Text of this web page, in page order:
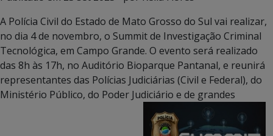
A Polícia Civil do Estado de Mato Grosso do Sul vai realizar,
no dia 4 de novembro, o Summit de Investigação Criminal
Tecnológica, em Campo Grande. O evento será realizado
das 8h às 17h, no Auditório Bioparque Pantanal, e reunirá
representantes das Polícias Judiciárias (Civil e Federal), do
Ministério Público, do Poder Judiciário e de grandes